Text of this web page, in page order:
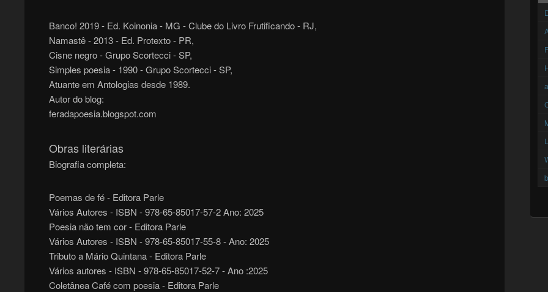
Banco! 2019 - Ed. Koinonia - MG - Clube do Livro Frutificando - RJ,
Namastê - 2013 - Ed. Protexto - PR,
Cisne negro - Grupo Scortecci - SP,
Simples poesia - 1990 - Grupo Scortecci - SP,
Atuante em Antologias desde 1989.
Autor do blog:
feradapoesia.blogspot.com
Obras literárias
Biografia completa:
Poemas de fé - Editora Parle
Vários Autores - ISBN - 978-65-85017-57-2 Ano: 2025
Poesia não tem cor - Editora Parle
Vários Autores - ISBN - 978-65-85017-55-8 - Ano: 2025
Tributo a Mário Quintana - Editora Parle
Vários autores - ISBN - 978-65-85017-52-7 - Ano :2025
Coletânea Café com poesia - Editora Parle